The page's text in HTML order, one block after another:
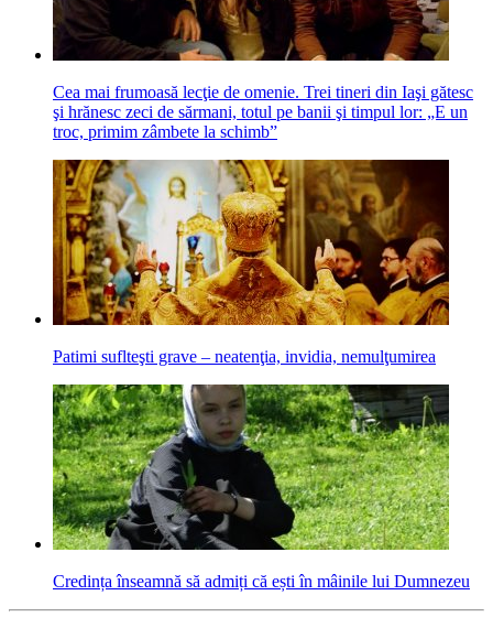
Cea mai frumoasă lecţie de omenie. Trei tineri din Iaşi gătesc
şi hrănesc zeci de sărmani, totul pe banii şi timpul lor: „E un
troc, primim zâmbete la schimb”
Patimi suflteşti grave – neatenţia, invidia, nemulţumirea
Credința înseamnă să admiți că ești în mâinile lui Dumnezeu